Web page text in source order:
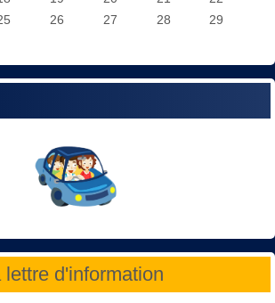
26 27 28
29
d'information